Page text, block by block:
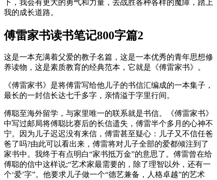
下，我会有更大的勇气和力量，去战胜各种各样的魔障，踏上
我的成长道路。
傅雷家书读书笔记800字篇2
这是一本充满着父爱的教子名篇，这是一本优秀的青年思想修
养读物，这是素质教育的经典范本，它就是《傅雷家书》。
《傅雷家书》是将傅雷写给他儿子的书信汇编成的一本集子，
最长的一封信长达七千多字，亲情溢于字里行间。
傅聪至海外留学，与家里唯一的联系就是书信。《傅雷家书》
中写过邮局将傅聪比赛后的长信遗失，傅雷半个多月的心神不
宁。因为儿子迟迟没有来信，傅雷甚至疑心：儿子又不信任爸
爸了吗?由此可以看出来，傅雷将对儿子全部的爱都倾注到了
家书中。我终于有点明白“家书抵万金”的意思了。傅雷曾在给
傅聪的信中这样说;“艺术家最需要的，除了理智以外，还有一
个‘爱’字”。他要求儿子做一个“德艺兼备，人格卓越”的艺术